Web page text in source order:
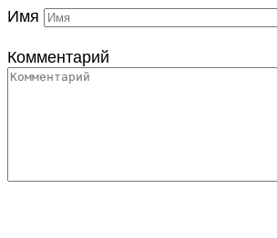
Имя
Комментарий